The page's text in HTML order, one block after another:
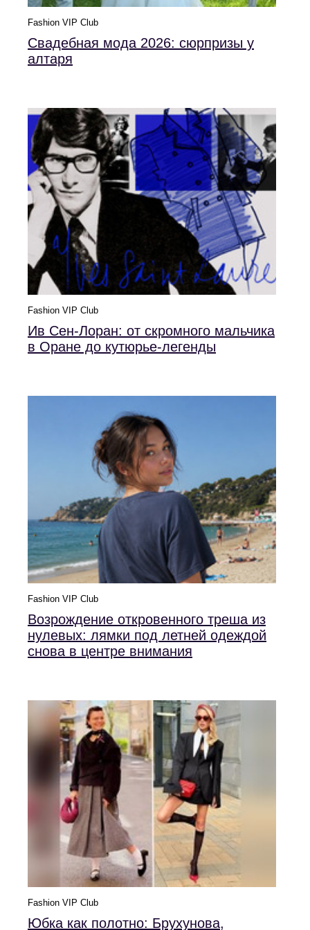
Fashion VIP Club
Свадебная мода 2026: сюрпризы у
алтаря
Fashion VIP Club
Ив Сен-Лоран: от скромного мальчика
в Оране до кутюрье‑легенды
Fashion VIP Club
Возрождение откровенного треша из
нулевых: лямки под летней одеждой
снова в центре внимания
Fashion VIP Club
Юбка как полотно: Брухунова,